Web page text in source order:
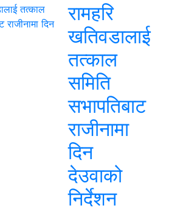
रामहरि
खतिवडालाई
तत्काल
समिति
सभापतिबाट
राजीनामा
दिन
देउवाको
निर्देशन